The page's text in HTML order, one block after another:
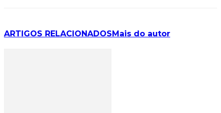
ARTIGOS RELACIONADOSMais do autor